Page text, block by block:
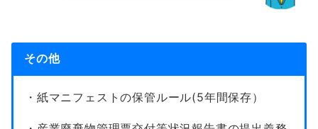
その他
・紙マニフェストの保管ルール(5年間保存）